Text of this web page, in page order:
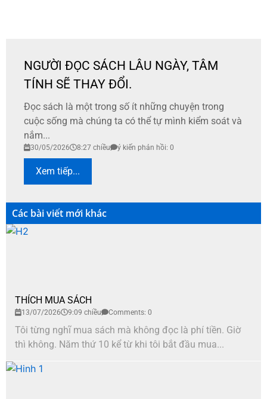
NGƯỜI ĐỌC SÁCH LÂU NGÀY, TÂM
TÍNH SẼ THAY ĐỔI.
Đọc sách là một trong số ít những chuyện trong
cuộc sống mà chúng ta có thể tự mình kiểm soát và
nắm...
30/05/2026 8:27 chiều ý kiến phản hồi: 0
Xem tiếp...
Các bài viết mới khác
THÍCH MUA SÁCH
13/07/2026 9:09 chiều Comments: 0
Tôi từng nghĩ mua sách mà không đọc là phí tiền. Giờ
thì không. Năm thứ 10 kể từ khi tôi bắt đầu mua...